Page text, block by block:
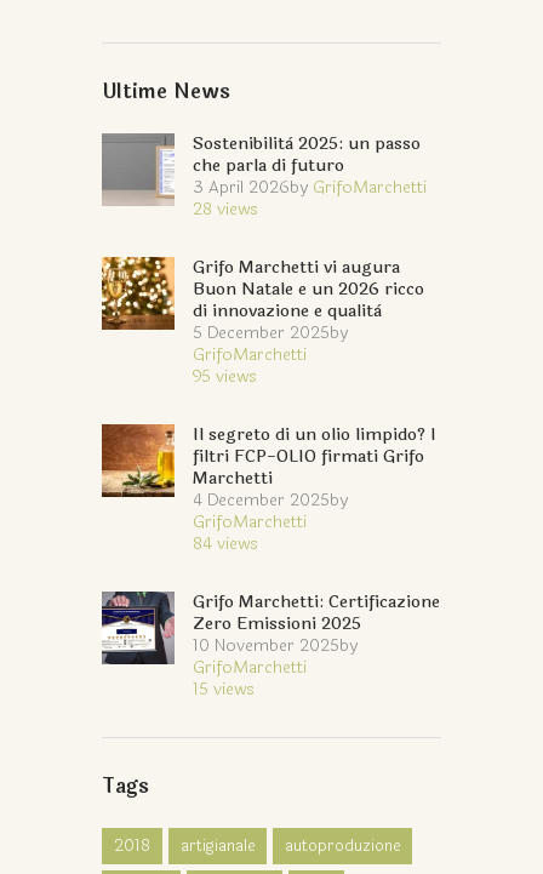
Ultime News
Sostenibilità 2025: un passo
che parla di futuro
3 April 2026by GrifoMarchetti
28 views
Grifo Marchetti vi augura
Buon Natale e un 2026 ricco
di innovazione e qualità
5 December 2025by
GrifoMarchetti
95 views
Il segreto di un olio limpido? I
filtri FCP-OLIO firmati Grifo
Marchetti
4 December 2025by
GrifoMarchetti
84views
Grifo Marchetti: Certificazione
Zero Emissioni 2025
10 November 2025by
GrifoMarchetti
15 views
Tags
2018 artigianale
autoproduzione